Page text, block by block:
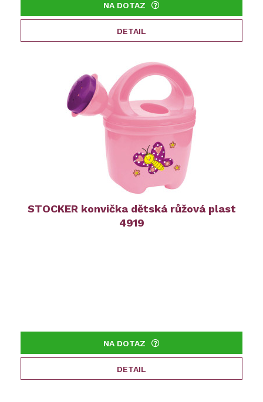
NA DOTAZ
DETAIL
STOCKER konvička dětská růžová plast
4919
NA DOTAZ
DETAIL